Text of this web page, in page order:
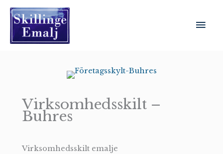
Gå
indholdet
Virksomhedsskilt –
Buhres
Virksomhedsskilt emalje